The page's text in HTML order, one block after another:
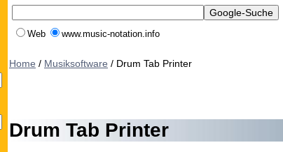
Web www.music-notation.info
Home / Musiksoftware / Drum Tab Printer
Drum Tab Printer